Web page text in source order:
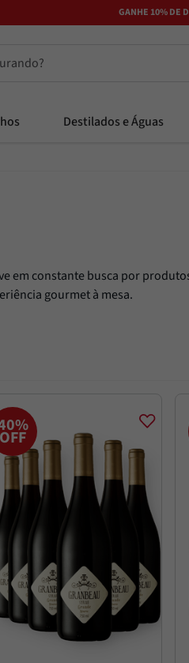
GANHE 10% DE
Destilados e Águas
em constante busca por
gourmet à mesa.
OFF